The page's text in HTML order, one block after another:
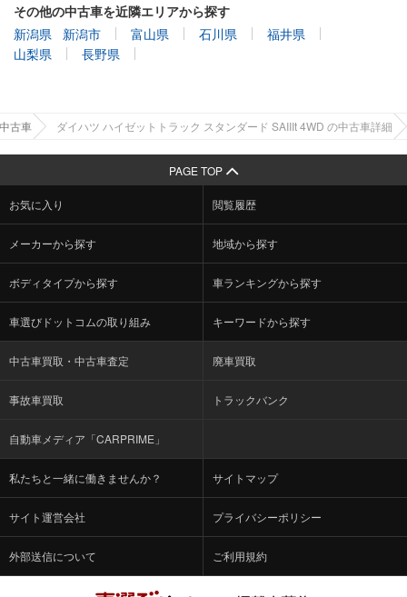
その他の中古車を近隣エリアから探す
新潟県
新潟市 富山県 石川県
福井県
山梨県
長野県
古車 ダイハツ ハイゼットトラック スタンダード SAIIIt 4WD の中古車詳細
PAGE TOP
お気に入り 閲覧履歴
メーカーから探す 地域から探す
ボディタイプから探す 車ランキングから探す
車選びドットコムの取り組み キーワードから探す
中古車買取・中古車査定 廃車買取
事故車買取 トラックバンク
自動車メディア「CARPRIME」
私たちと一緒に働きませんか？ サイトマップ
サイト運営会社 プライバシーポリシー
外部送信について ご利用規約